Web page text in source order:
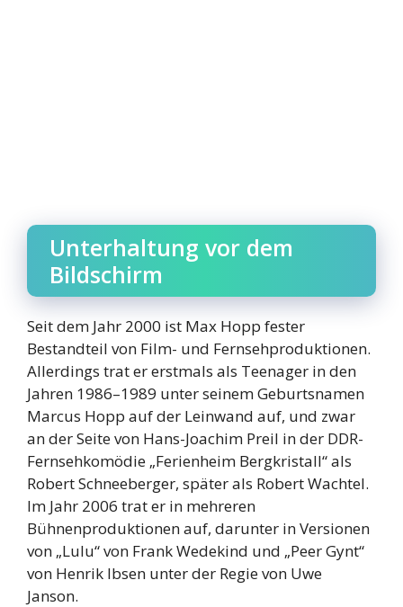
Unterhaltung vor dem
Bildschirm
Seit dem Jahr 2000 ist Max Hopp fester
Bestandteil von Film- und Fernsehproduktionen.
Allerdings trat er erstmals als Teenager in den
Jahren 1986–1989 unter seinem Geburtsnamen
Marcus Hopp auf der Leinwand auf, und zwar
an der Seite von Hans-Joachim Preil in der DDR-
Fernsehkomödie „Ferienheim Bergkristall“ als
Robert Schneeberger, später als Robert Wachtel.
Im Jahr 2006 trat er in mehreren
Bühnenproduktionen auf, darunter in Versionen
von „Lulu“ von Frank Wedekind und „Peer Gynt“
von Henrik Ibsen unter der Regie von Uwe
Janson.